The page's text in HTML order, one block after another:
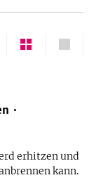
erhitzen und
kann.